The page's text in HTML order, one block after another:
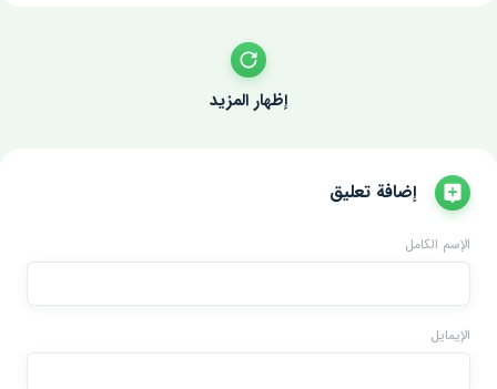
إظهار المزيد
إضافة تعليق
الإسم الكامل
الإيمايل